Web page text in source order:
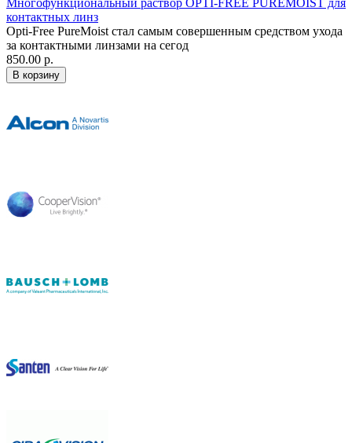
Многофункциональный раствор OPTI-FREE PUREMOIST для
контактных линз
Opti-Free PureMoist стал самым совершенным средством ухода
за контактными линзами на сегод
850.00 р.